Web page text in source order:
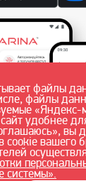
файлы
файлы
«Яндекс-
удобнее
вы
cookie вашего
системы».